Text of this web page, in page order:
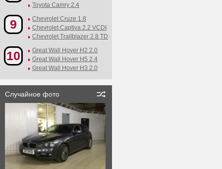
Toyota Camry 2.4
9
Chevrolet Cruze 1.8
Chevrolet Captiva 2.2 VCDI
Chevrolet Trailblazer 2.8 TD
10
Great Wall Hover H2 2.0
Great Wall Hover H5 2.4
Great Wall Hover H3 2.0
Случайное фото